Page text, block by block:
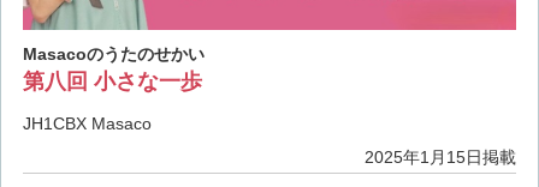
Masacoのうたのせかい
第八回 小さな一歩
JH1CBX Masaco
2025年1月15日掲載